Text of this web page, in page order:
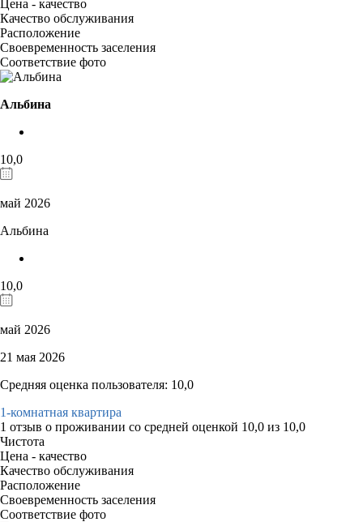
Цена - качество
Качество обслуживания
Расположение
Своевременность заселения
Соответствие фото
Альбина
10,0
май 2026
Альбина
10,0
май 2026
21 мая 2026
Средняя оценка пользователя: 10,0
1-комнатная квартира
1 отзыв о проживании со средней оценкой 10,0 из 10,0
Чистота
Цена - качество
Качество обслуживания
Расположение
Своевременность заселения
Соответствие фото